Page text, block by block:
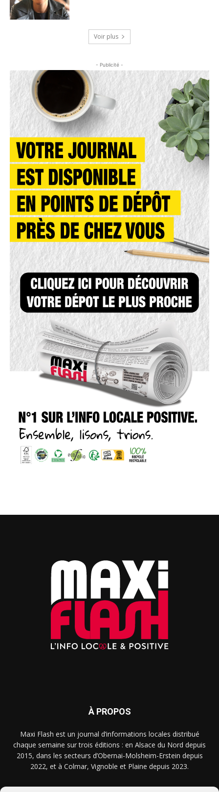
Voir plus
- Publicité -
À PROPOS
Maxi Flash est un journal d’informations locales distribué
chaque semaine sur trois éditions : en Alsace du Nord depuis
2015, dans les secteurs d’Obernai-Molsheim-Erstein depuis
2022, et à Colmar, Vignoble et Plaine depuis 2023.